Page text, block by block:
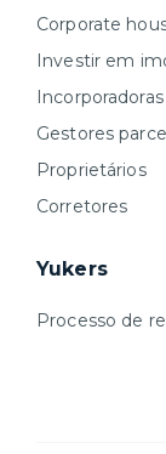
Corporate
Investir em
Incorporadoras
Gestores
Proprietários
Corretores
Yukers
Processo de